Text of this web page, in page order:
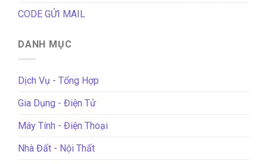
CODE GỬI MAIL
DANH MỤC
Dịch Vụ - Tổng Hợp
Gia Dụng - Điện Tử
Máy Tính - Điện Thoại
Nhà Đất - Nội Thất